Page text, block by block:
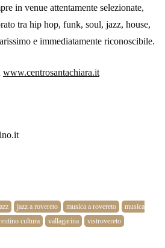
in venue attentamente selezionate,
tra hip hop, funk, soul, jazz, house,
e immediatamente riconoscibile.
www.centrosantachiara.it
jazz a rovereto musica a rovereto
musica
cultura vallagarina vistrovereto